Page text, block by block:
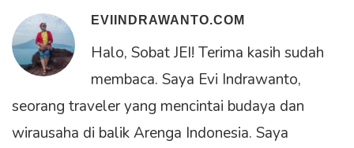
EVIINDRAWANTO.COM
Halo, Sobat JEI! Terima kasih sudah
membaca. Saya Evi Indrawanto,
seorang traveler yang mencintai budaya dan
wirausaha di balik Arenga Indonesia. Saya